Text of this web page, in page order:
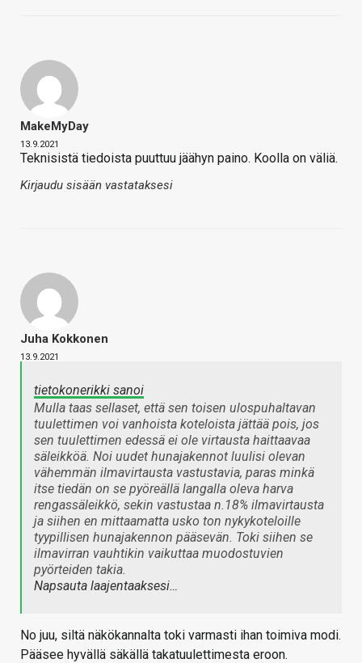
MakeMyDay
13.9.2021
Teknisistä tiedoista puuttuu jäähyn paino. Koolla on väliä.
Kirjaudu sisään vastataksesi
Juha Kokkonen
13.9.2021
tietokonerikki sanoi
Mulla taas sellaset, että sen toisen ulospuhaltavan
tuulettimen voi vanhoista koteloista jättää pois, jos
sen tuulettimen edessä ei ole virtausta haittaavaa
säleikköä. Noi uudet hunajakennot luulisi olevan
vähemmän ilmavirtausta vastustavia, paras minkä
itse tiedän on se pyöreällä langalla oleva harva
rengassäleikkö, sekin vastustaa n.18% ilmavirtausta
ja siihen en mittaamatta usko ton nykykoteloille
tyypillisen hunajakennon pääsevän. Toki siihen se
ilmavirran vauhtikin vaikuttaa muodostuvien
pyörteiden takia.
Napsauta laajentaaksesi…
No juu, siltä näkökannalta toki varmasti ihan toimiva modi.
Pääsee hyvällä säkällä takatuulettimesta eroon.